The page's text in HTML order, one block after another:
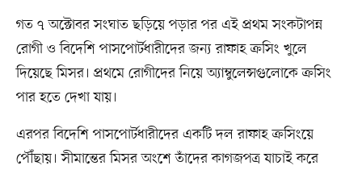
গত ৭ অক্টোবর সংঘাত ছড়িয়ে পড়ার পর এই প্রথম সংকটাপন্ন
রোগী ও বিদেশি পাসপোর্টধারীদের জন্য রাফাহ ক্রসিং খুলে
দিয়েছে মিসর। প্রথমে রোগীদের নিয়ে অ্যাম্বুলেন্সগুলোকে ক্রসিং
পার হতে দেখা যায়।
এরপর বিদেশি পাসপোর্টধারীদের একটি দল রাফাহ ক্রসিংয়ে
পৌঁছায়। সীমান্তের মিসর অংশে তাঁদের কাগজপত্র যাচাই করে